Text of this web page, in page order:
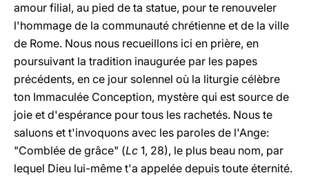
amour filial, au pied de ta statue, pour te renouveler
l'hommage de la communauté chrétienne et de la ville
de Rome. Nous nous recueillons ici en prière, en
poursuivant la tradition inaugurée par les papes
précédents, en ce jour solennel où la liturgie célèbre
ton Immaculée Conception, mystère qui est source de
joie et d'espérance pour tous les rachetés. Nous te
saluons et t'invoquons avec les paroles de l'Ange:
"Comblée de grâce" (Lc 1, 28), le plus beau nom, par
lequel Dieu lui-même t'a appelée depuis toute éternité.